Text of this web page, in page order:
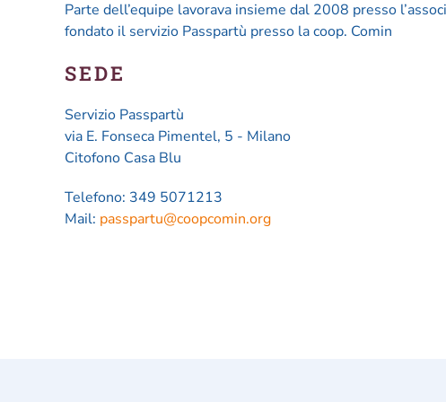
Parte dell’equipe lavorava insieme dal 2008 presso
fondato il servizio Passpartù presso la coop. Comin
SEDE
Servizio Passpartù
via E. Fonseca Pimentel, 5 - Milano
Citofono Casa Blu
Telefono: 349 5071213
Mail: passpartu@coopcomin.org